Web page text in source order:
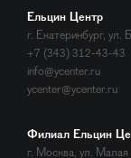
Ельцин Центр
г. Екатеринбург, ул.
+7 (343) 312-43-43
info@ycenter.ru
ycenter@ycenter.ru
Филиал Ельцин
г. Москва, ул. Малая